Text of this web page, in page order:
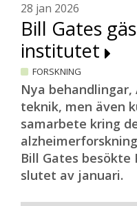
28 jan 2026
Bill Gates
institutet
FORSKNING
Nya
teknik, men även
samarbete kring
Bill Gates
slutet av januari.